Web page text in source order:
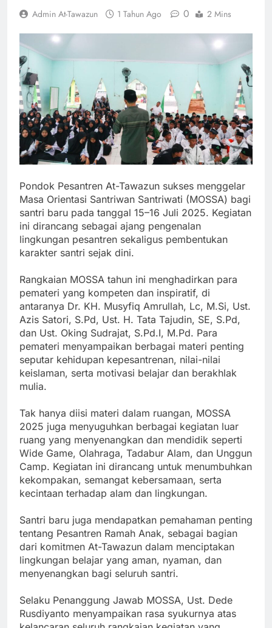
Admin At-Tawazun 1 Tahun Ago 0 2 Mins
Pondok Pesantren At-Tawazun sukses menggelar
Masa Orientasi Santriwan Santriwati (MOSSA) bagi
santri baru pada tanggal 15–16 Juli 2025. Kegiatan
ini dirancang sebagai ajang pengenalan
lingkungan pesantren sekaligus pembentukan
karakter santri sejak dini.
Rangkaian MOSSA tahun ini menghadirkan para
pemateri yang kompeten dan inspiratif, di
antaranya Dr. KH. Musyfiq Amrullah, Lc, M.Si, Ust.
Azis Satori, S.Pd, Ust. H. Tata Tajudin, SE, S.Pd,
dan Ust. Oking Sudrajat, S.Pd.I, M.Pd. Para
pemateri menyampaikan berbagai materi penting
seputar kehidupan kepesantrenan, nilai-nilai
keislaman, serta motivasi belajar dan berakhlak
mulia.
Tak hanya diisi materi dalam ruangan, MOSSA
2025 juga menyuguhkan berbagai kegiatan luar
ruang yang menyenangkan dan mendidik seperti
Wide Game, Olahraga, Tadabur Alam, dan Unggun
Camp. Kegiatan ini dirancang untuk menumbuhkan
kekompakan, semangat kebersamaan, serta
kecintaan terhadap alam dan lingkungan.
Santri baru juga mendapatkan pemahaman penting
tentang Pesantren Ramah Anak, sebagai bagian
dari komitmen At-Tawazun dalam menciptakan
lingkungan belajar yang aman, nyaman, dan
menyenangkan bagi seluruh santri.
Selaku Penanggung Jawab MOSSA, Ust. Dede
Rusdiyanto menyampaikan rasa syukurnya atas